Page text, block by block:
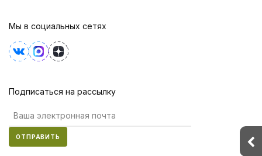
Мы в социальных сетях
Подписаться на рассылку
ОТПРАВИТЬ